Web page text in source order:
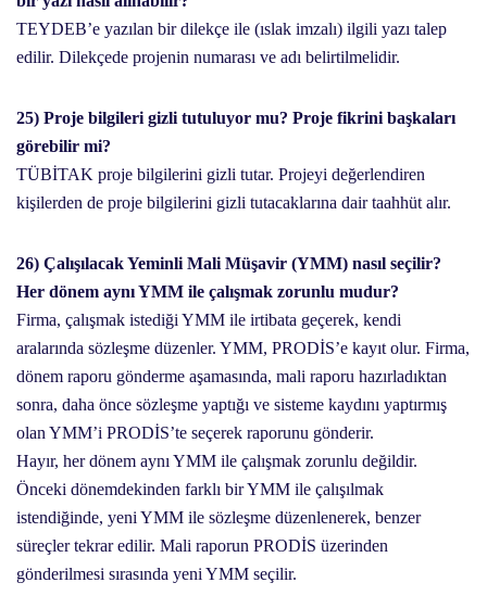
TEYDEB’e yazılan bir dilekçe ile (ıslak imzalı) ilgili yazı talep
edilir. Dilekçede projenin numarası ve adı belirtilmelidir.
25) Proje bilgileri gizli tutuluyor mu? Proje fikrini başkaları
görebilir mi?
TÜBİTAK proje bilgilerini gizli tutar. Projeyi değerlendiren
kişilerden de proje bilgilerini gizli tutacaklarına dair taahhüt alır.
26) Çalışılacak Yeminli Mali Müşavir (YMM) nasıl seçilir?
Her dönem aynı YMM ile çalışmak zorunlu mudur?
Firma, çalışmak istediği YMM ile irtibata geçerek, kendi
aralarında sözleşme düzenler. YMM, PRODİS’e kayıt olur. Firma,
dönem raporu gönderme aşamasında, mali raporu hazırladıktan
sonra, daha önce sözleşme yaptığı ve sisteme kaydını yaptırmış
olan YMM’i PRODİS’te seçerek raporunu gönderir.
Hayır, her dönem aynı YMM ile çalışmak zorunlu değildir.
Önceki dönemdekinden farklı bir YMM ile çalışılmak
istendiğinde, yeni YMM ile sözleşme düzenlenerek, benzer
süreçler tekrar edilir. Mali raporun PRODİS üzerinden
gönderilmesi sırasında yeni YMM seçilir.